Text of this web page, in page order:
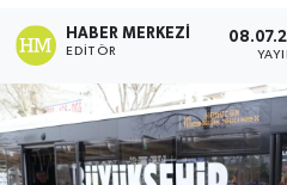
HABER MERKEZI
EDITÖR